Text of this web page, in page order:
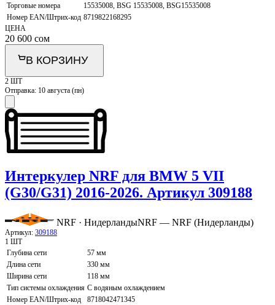
Торговые номера
15535008, BSG 15535008, BSG15535008
Номер EAN/Штрих-код 8719822168295
ЦЕНА
20 600 сом
В КОРЗИНУ
2 ШТ
Отправка: 10 августа (пн)
Интеркулер NRF для BMW 5 VII
(G30/G31) 2016-2026. Артикул 309188
NRF · НидерландыNRF — NRF (Нидерланды)
Артикул: 309188
1 ШТ
Глубина сети
57 мм
Длина сети
330 мм
Ширина сети
118 мм
Тип системы охлаждения С водяным охлаждением
Номер EAN/Штрих-код
8718042471345